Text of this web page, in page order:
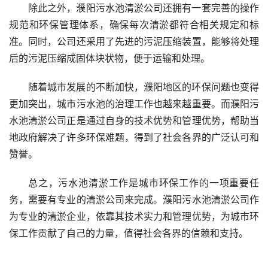
除此之外，濮阳污水池清淤公司还拥有一套完善的操作
规范和环保管理体系，确保每次清淤都符合相关规定和标
准。同时，公司还采用了先进的污泥压缩装置，能够将处理
后的污泥压缩成固体块状物，便于运输和处理。
随着城市发展的不断加快，濮阳地区的环保问题也变得
更加突出，城市污水池的治理工作也越来越重要。而濮阳污
水池清淤公司正是通过自身的技术优势和管理优势，帮助当
地政府解决了许多环保难题，得到了社会各界的广泛认可和
赞誉。
总之，污水池清淤工作是城市环保工作的一项重要任
务，需要有专业的清淤公司来完成。濮阳污水池清淤公司作
为专业的清淤企业，依靠其技术实力和管理优势，为城市环
保工作贡献了自己的力量，值得社会各界的信赖和支持。